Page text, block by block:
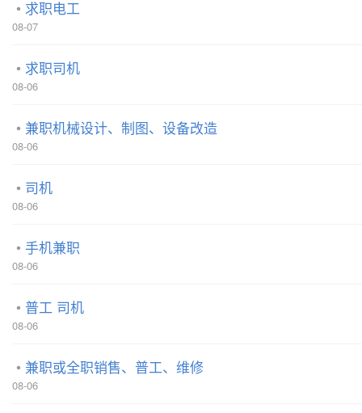
求职电工
08-07
求职司机
08-06
兼职机械设计、制图、设备改造
08-06
司机
08-06
手机兼职
08-06
普工 司机
08-06
兼职或全职销售、普工、维修
08-06